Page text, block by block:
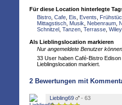
Für diese Location hinterlegte
Bistro Cafe Eis Events
Mittagstisch Musik Nebenraum
Schnitzel Tanzen Terrasse Wiley
Als Lieblingslocation markieren
Nur angemeldete Benutzer
33 User haben Café-Bistro
Lieblingslocation markiert.
2 Bewertungen mit
Liebling69 - 63